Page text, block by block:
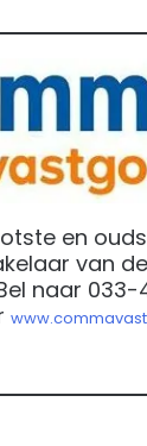
en
van
naar 033-